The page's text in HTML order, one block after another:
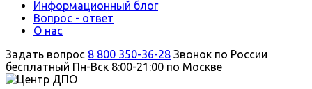
Информационный блог
Вопрос - ответ
О нас
Задать вопрос 8 800 350-36-28 Звонок по России
бесплатный Пн-Вск 8:00-21:00 по Москве